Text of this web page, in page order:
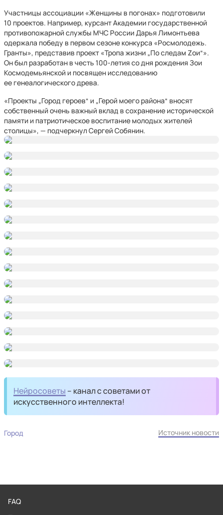
Участницы ассоциации «Женщины в погонах» подготовили
10 проектов. Например, курсант Академии государственной
противопожарной службы МЧС России Дарья Лимонтьева
одержала победу в первом сезоне конкурса «Росмолодежь.
Гранты», представив проект «Тропа жизни „По следам Zoи“».
Он был разработан в честь 100-летия со дня рождения Зои
Космодемьянской и посвящен исследованию
ее генеалогического древа.
«Проекты „Город героев“ и „Герой моего района“ вносят
собственный очень важный вклад в сохранение исторической
памяти и патриотическое воспитание молодых жителей
столицы», — подчеркнул Сергей Собянин.
Нейросоветы – канал с советами от
искусственного интеллекта!
Город Источник новости
FAQ